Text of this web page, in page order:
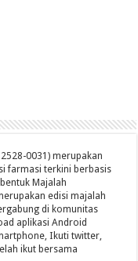
0031) merupakan
farmasi terkini berbasis
Majalah
edisi majalah
di komunitas
aplikasi Android
Ikuti twitter,
ikut bersama